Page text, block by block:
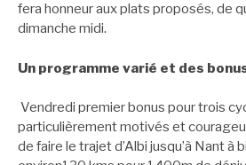
fera honneur aux plats proposés, de
dimanche midi.
Un programme varié et des
Vendredi premier bonus pour trois
particulièrement motivés et
de faire le trajet d’Albi jusqu’à Nant à